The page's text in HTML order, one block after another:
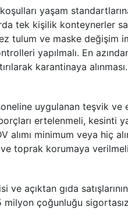
yaşam
tek kişilik konteynerler
tulum ve maske değişim
yapılmalı. En
karantinaya alınması.
uygulanan teşvik ve
ertelenmeli, kesinti
minimum veya hiç
toprak korumaya
açıktan gıda
çoğunluğu